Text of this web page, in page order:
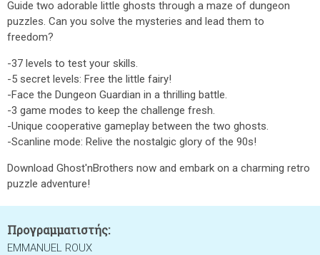
Guide two adorable little ghosts through a maze of dungeon
puzzles. Can you solve the mysteries and lead them to
freedom?
-37 levels to test your skills.
-5 secret levels: Free the little fairy!
-Face the Dungeon Guardian in a thrilling battle.
-3 game modes to keep the challenge fresh.
-Unique cooperative gameplay between the two ghosts.
-Scanline mode: Relive the nostalgic glory of the 90s!
Download Ghost'nBrothers now and embark on a charming retro
puzzle adventure!
Προγραμματιστής:
EMMANUEL ROUX